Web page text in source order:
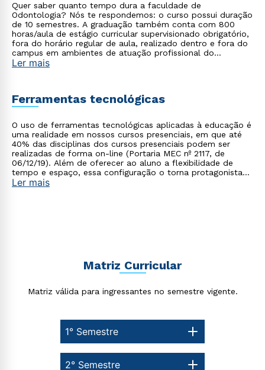
Quer saber quanto tempo dura a faculdade de
Odontologia? Nós te respondemos: o curso possui duração
de 10 semestres. A graduação também conta com 800
horas/aula de estágio curricular supervisionado obrigatório,
fora do horário regular de aula, realizado dentro e fora do
campus em ambientes de atuação profissional do
cirurgião-dentista. Você também pode complementar o
Ler mais
Ferramentas tecnológicas
O uso de ferramentas tecnológicas aplicadas à educação é
uma realidade em nossos cursos presenciais, em que até
40% das disciplinas dos cursos presenciais podem ser
realizadas de forma on-line (Portaria MEC nº 2117, de
06/12/19). Além de oferecer ao aluno a flexibilidade de
tempo e espaço, essa configuração o torna protagonista
no processo de construção do seu conhecimento.
Ler mais
Matriz Curricular
Matriz válida para ingressantes no semestre vigente.
1° Semestre
2° Semestre